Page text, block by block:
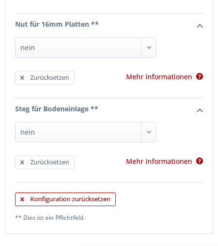
Nut für 16mm Platten **
Zurücksetzen Mehr Informationen
Steg für Bodeneinlage **
Zurücksetzen Mehr Informationen
Konfiguration zurücksetzen
** Dies ist ein Pflichtfeld.